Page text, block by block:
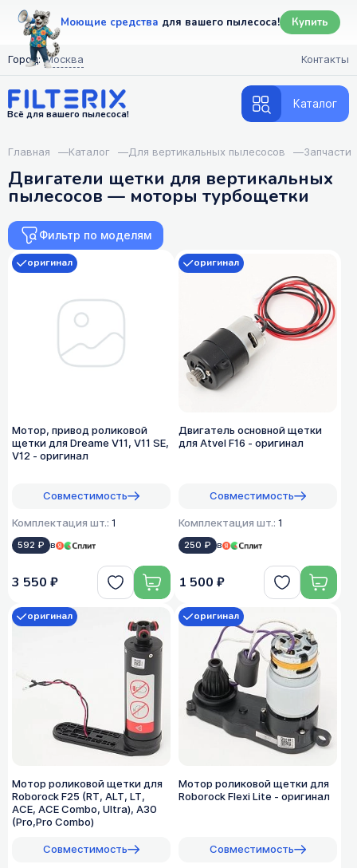
Моющие средства для вашего пылесоса! Купить
Город: Москва Контакты
Всё для вашего пылесоса!
Каталог
Главная —Каталог —Для вертикальных пылесосов —Запчасти
Двигатели щетки для вертикальных
пылесосов — моторы турбощетки
Фильтр по моделям
Мотор, привод роликовой
щетки для Dreame V11, V11 SE,
V12 - оригинал
Совместимость
Комплектация шт.: 1
592 ₽ в
оригинал
3 550 ₽
Двигатель основной щетки
для Atvel F16 - оригинал
Совместимость
Комплектация шт.: 1
250 ₽ в
оригинал
1 500 ₽
Мотор роликовой щетки для
Roborock F25 (RT, ALT, LT,
ACE, ACE Combo, Ultra), A30
(Pro,Pro Combo)
Совместимость
оригинал
Мотор роликовой щетки для
Roborock Flexi Lite - оригинал
Совместимость
оригинал